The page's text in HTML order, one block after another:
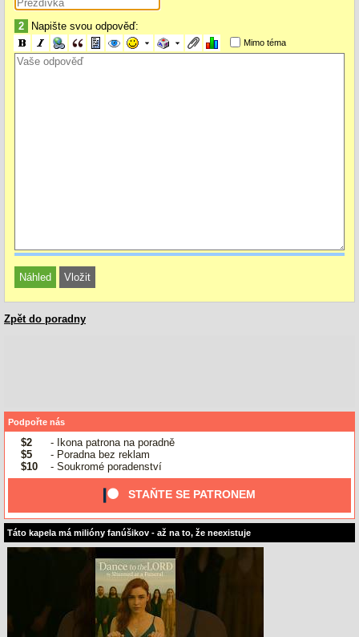
2 Napište svou odpověď:
Mimo téma
Zpět do poradny
Podpořte nás
$2
- Ikona patrona na poradně
$5
- Poradna bez reklam
$10
- Soukromé poradenství
STAŇTE SE PATRONEM
Táto kapela má milióny fanúšikov - až na to, že neexistuje